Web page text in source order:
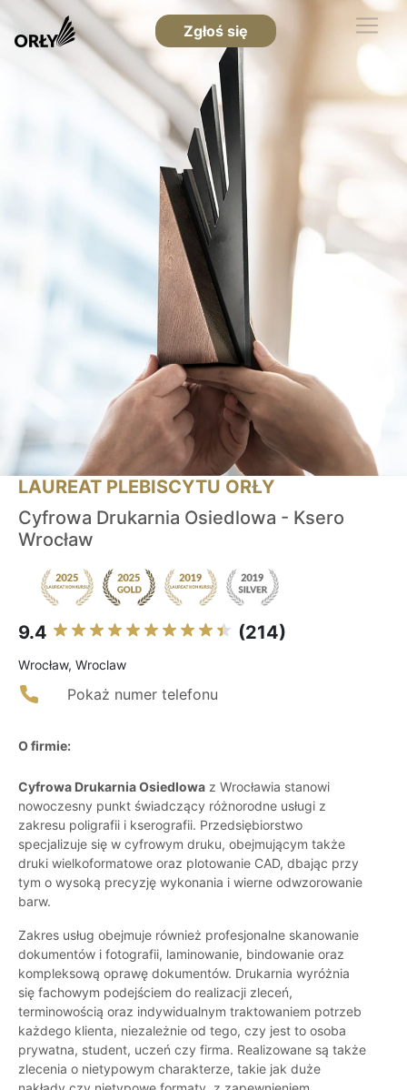
Zgłoś się
LAUREAT PLEBISCYTU ORŁY
Cyfrowa Drukarnia Osiedlowa - Ksero
Wrocław
9.4 (214)
Wrocław, Wroclaw
Pokaż numer telefonu
O firmie:
Cyfrowa Drukarnia Osiedlowa z Wrocławia stanowi
nowoczesny punkt świadczący różnorodne usługi z
zakresu poligrafii i kserografii. Przedsiębiorstwo
specjalizuje się w cyfrowym druku, obejmującym także
druki wielkoformatowe oraz plotowanie CAD, dbając przy
tym o wysoką precyzję wykonania i wierne odwzorowanie
barw.
Zakres usług obejmuje również profesjonalne skanowanie
dokumentów i fotografii, laminowanie, bindowanie oraz
kompleksową oprawę dokumentów. Drukarnia wyróżnia
się fachowym podejściem do realizacji zleceń,
terminowością oraz indywidualnym traktowaniem potrzeb
każdego klienta, niezależnie od tego, czy jest to osoba
prywatna, student, uczeń czy firma. Realizowane są także
zlecenia o nietypowym charakterze, takie jak duże